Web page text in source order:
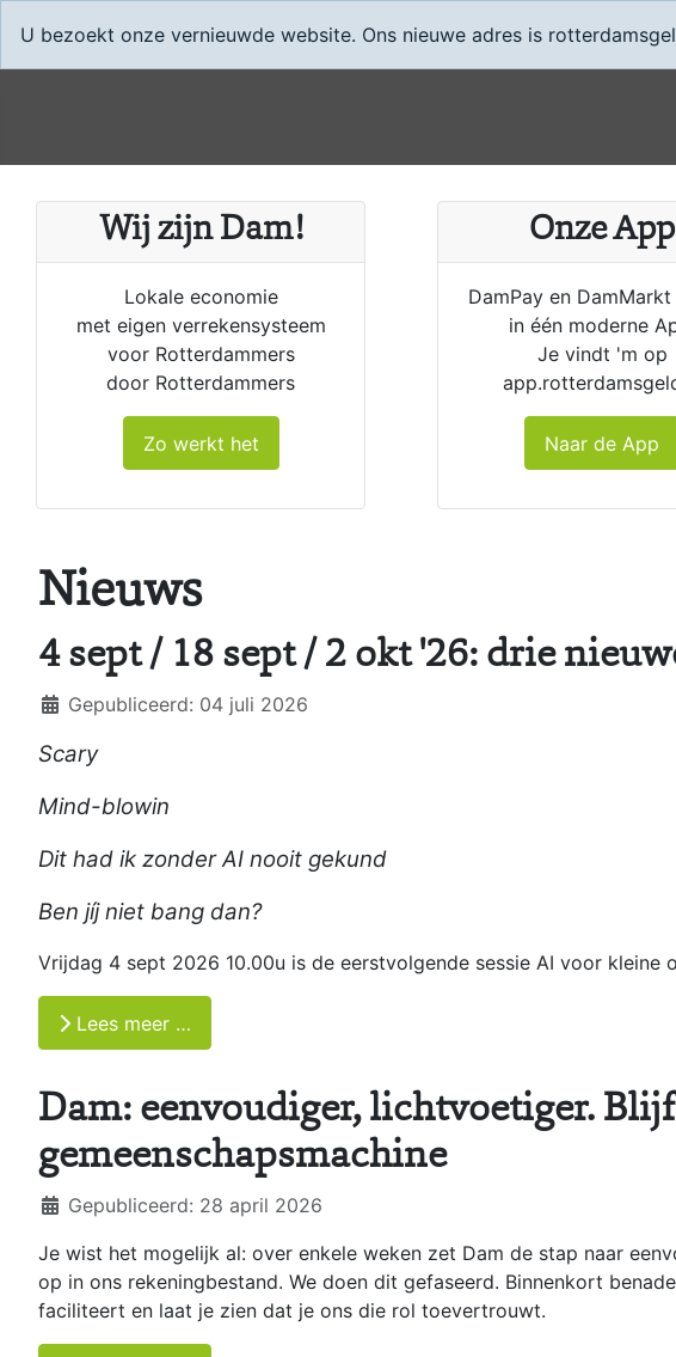
U bezoekt onze vernieuwde website. Ons nieuwe adres is
Wij zijn Dam!
Lokale economie
met eigen verrekensysteem
voor Rotterdammers
door Rotterdammers
Zo werkt het
Onze App
DamPay en DamMarkt
in één moderne
Je vindt 'm op
Naar de App
Nieuws
4 sept / 18 sept / 2 okt '26: drie
DetailsGepubliceerd: 04 juli 2026
Scary
Mind-blowin
Dit had ik zonder AI nooit gekund
Ben jíj niet bang dan?
Vrijdag 4 sept 2026 10.00u is de eerstvolgende sessie AI voor kleine
Lees meer …
Dam: eenvoudiger, lichtvoetiger.
gemeenschapsmachine
DetailsGepubliceerd: 28 april 2026
Je wist het mogelijk al: over enkele weken zet Dam de stap naar
op in ons rekeningbestand. We doen dit gefaseerd. Binnenkort
faciliteert en laat je zien dat je ons die rol toevertrouwt.